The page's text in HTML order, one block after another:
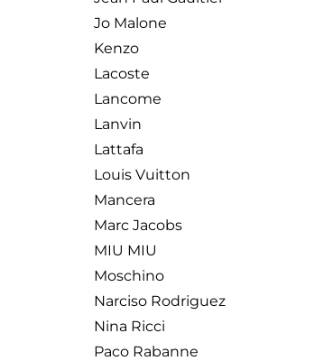
Jo Malone
Kenzo
Lacoste
Lancome
Lanvin
Lattafa
Louis Vuitton
Mancera
Marc Jacobs
MIU MIU
Moschino
Narciso Rodriguez
Nina Ricci
Paco Rabanne